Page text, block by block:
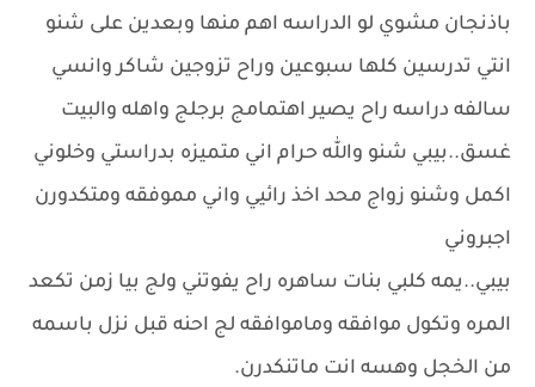
باذنجان مشوي لو الدراسه اهم منها وبعدين على شنو
انتي تدرسين كلها سبوعين وراح تزوجين شاكر وانسي
سالفه دراسه راح يصير اهتمامج برجلج واهله والبيت
غسق..بيبي شنو والله حرام اني متميزه بدراستي وخلوني
اكمل وشنو زواج محد اخذ رائيي واني مموفقه ومتكدورن
اجبروني
بيبي..يمه كلبي بنات ساهره راح يفوتني ولج بيا زمن تكعد
المره وتكول موافقه وماموافقه لج احنه قبل نزل باسمه
من الخجل وهسه انت ماتنكدرن.